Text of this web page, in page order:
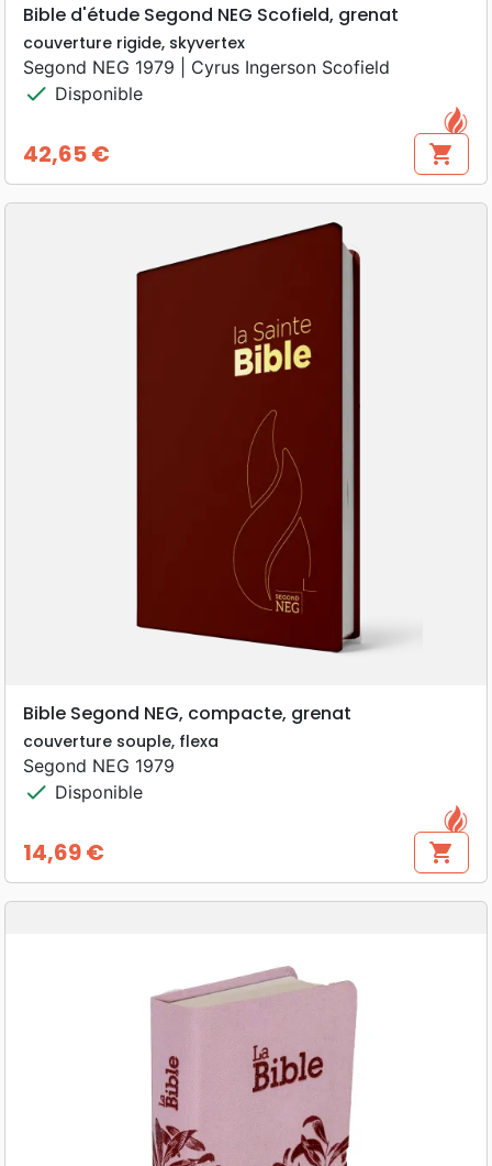
Bible d'étude Segond NEG Scofield, grenat
couverture rigide, skyvertex
Segond NEG 1979 | Cyrus Ingerson Scofield
check Disponible
Prix
42,65 € shopping_cart
Bible Segond NEG, compacte, grenat
couverture souple, flexa
Segond NEG 1979
check Disponible
Prix
14,69 € shopping_cart